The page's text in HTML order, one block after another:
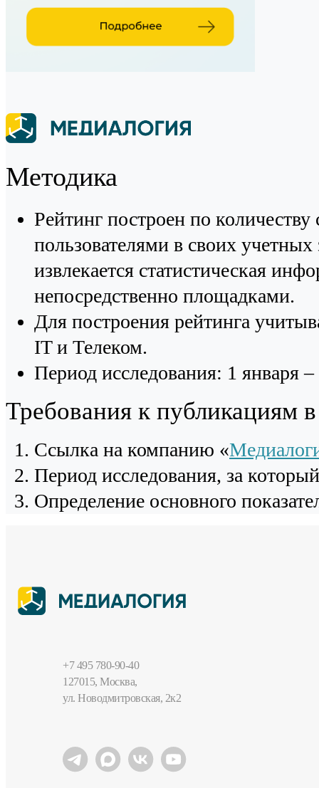
Методика
Рейтинг построен по
пользователями в своих
извлекается статистическая
непосредственно площадками.
Для построения рейтинга
IT и Телеком.
Период исследования: 1 января
Требования к публикациям
Cсылка на компанию «
Период исследования, за
Определение основного
+7 495 780-90-40
127015, Москва,
ул. Новодмитровская, 2к2